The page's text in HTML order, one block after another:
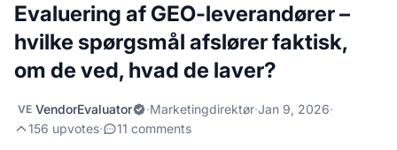
Evaluering af GEO-leverandører –
hvilke spørgsmål afslører faktisk,
om de ved, hvad de laver?
VE VendorEvaluator ·Marketingdirektør·Jan 9, 2026·
156 upvotes· 11 comments